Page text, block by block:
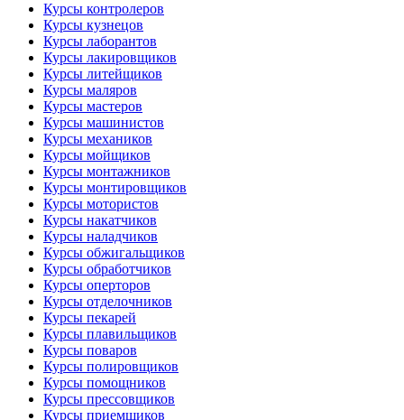
Курсы контролеров
Курсы кузнецов
Курсы лаборантов
Курсы лакировщиков
Курсы литейщиков
Курсы маляров
Курсы мастеров
Курсы машинистов
Курсы механиков
Курсы мойщиков
Курсы монтажников
Курсы монтировщиков
Курсы мотористов
Курсы накатчиков
Курсы наладчиков
Курсы обжигальщиков
Курсы обработчиков
Курсы оперторов
Курсы отделочников
Курсы пекарей
Курсы плавильщиков
Курсы поваров
Курсы полировщиков
Курсы помощников
Курсы прессовщиков
Курсы приемщиков